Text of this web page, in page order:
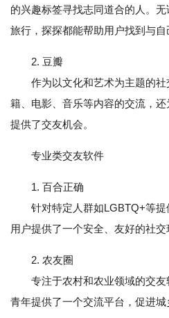
的兴趣标签寻找志同道合的人。
旅行，探探都能帮助用户找到与自
2. 豆瓣
作为以文化和艺术为主题的社
籍、电影、音乐等内容的交流，
提供了交友机会。
专业类交友软件
1. 百合正确
针对特定人群如LGBTQ+等提
用户提供了一个安全、友好的社交
2. 农友圈
专注于农村和农业领域的交友
青年提供了一个交流平台，促进城